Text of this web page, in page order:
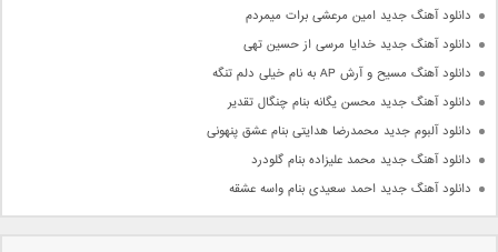
دانلود آهنگ جدید امین مرعشی برات میمردم
دانلود آهنگ جدید خدایا مرسی از حسین تهی
دانلود آهنگ مسیح و آرش AP به نام خیلی دلم تنگه
دانلود آهنگ جدید محسن یگانه بنام چنگال تقدیر
دانلود آلبوم جدید محمدرضا هدایتی بنام عشق پنهونی
دانلود آهنگ جدید محمد علیزاده بنام گلودرد
دانلود آهنگ جدید احمد سعیدی بنام واسه عشقه